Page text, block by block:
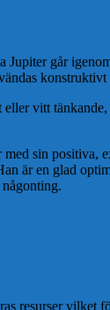
går
vitt
sin positiva,
är en glad
resurser vilket